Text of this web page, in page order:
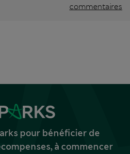
commentaires
pour bénéficier de
à commencer